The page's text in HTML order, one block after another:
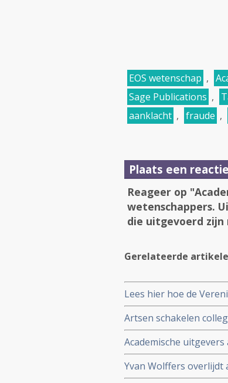
EOS wetenschap ,
Sage Publications ,
aanklacht , fraude ,
Plaats een
Reageer op
wetenschappers.
die uitgevoerd
Gerelateerde
Lees hier hoe de
afgelopen jaren. Een
Artsen schakelen
zorg nodig heeft.
zichzelf
Academische
Uitgevers verdienden
belastinggeld
Yvan Wolffers overlijdt